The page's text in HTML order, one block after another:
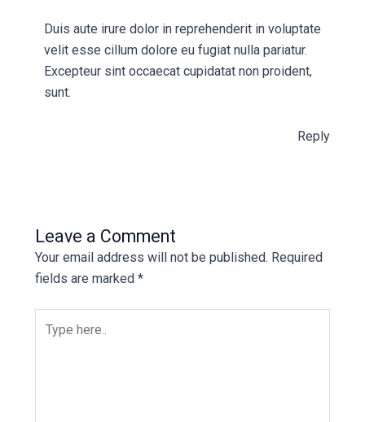
Duis aute irure dolor in reprehenderit in voluptate
velit esse cillum dolore eu fugiat nulla pariatur.
Excepteur sint occaecat cupidatat non proident,
sunt.
Reply
Leave a Comment
Your email address will not be published. Required
fields are marked *
here..